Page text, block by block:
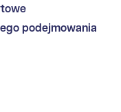
podejmowania